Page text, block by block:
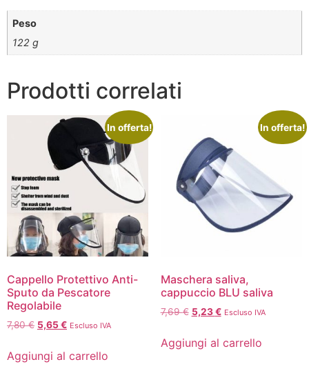
Peso
122 g
Prodotti correlati
In offerta!
Cappello Protettivo Anti-
Sputo da Pescatore
Regolabile
7,80€ 5,65€ Escluso IVA
Aggiungi al carrello
In offerta!
Maschera saliva,
cappuccio BLU saliva
7,69€ 5,23€ Escluso IVA
Aggiungi al carrello